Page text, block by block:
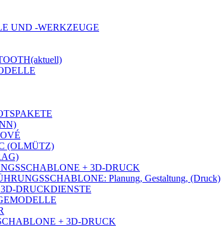
UND -WERKZEUGE
(aktuell)
(OLMÜTZ)
+ 3D-DRUCK
Planung, Gestaltung, (Druck)
DRUCKDIENSTE
+ 3D-DRUCK